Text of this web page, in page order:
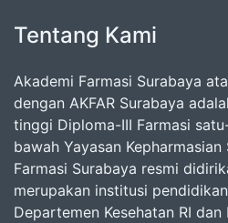
Tentang Kami
Akademi Farmasi Surabaya
dengan AKFAR Surabaya
tinggi Diploma-III Farmasi
bawah Yayasan
Farmasi Surabaya resmi
merupakan institusi
Departemen Kesehatan RI